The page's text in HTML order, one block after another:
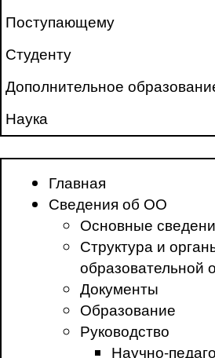
Поступающему
Студенту
Дополнительное
Наука
Главная
Сведения об ОО
Основные
Структура и
образовательной
Документы
Образование
Руководство
Научно-